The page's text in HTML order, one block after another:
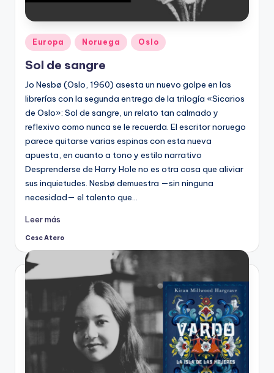
Publicado
en
Europa Noruega Oslo
Sol de sangre
Jo Nesbø (Oslo, 1960) asesta un nuevo golpe en las
librerías con la segunda entrega de la trilogía «Sicarios
de Oslo»: Sol de sangre, un relato tan calmado y
reflexivo como nunca se le recuerda. El escritor noruego
parece quitarse varias espinas con esta nueva
apuesta, en cuanto a tono y estilo narrativo
Desprenderse de Harry Hole no es otra cosa que aliviar
sus inquietudes. Nesbø demuestra —sin ninguna
necesidad— el talento que…
Leer más
Publicado
Cesc Atero